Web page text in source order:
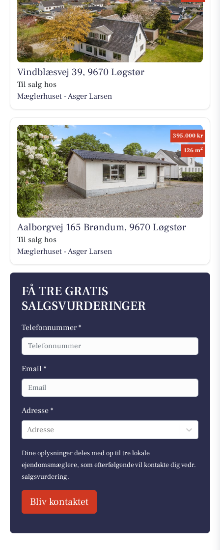
Vindblæsvej 39, 9670 Løgstør
Til salg hos
Mæglerhuset - Asger Larsen
395.000 kr
126 m2
Aalborgvej 165 Brøndum, 9670 Løgstør
Til salg hos
Mæglerhuset - Asger Larsen
FÅ TRE GRATIS
SALGSVURDERINGER
Telefonnummer *
Email *
Adresse *
Adresse
Dine oplysninger deles med op til tre lokale
ejendomsmæglere, som efterfølgende vil kontakte dig vedr.
salgsvurdering.
Bliv kontaktet